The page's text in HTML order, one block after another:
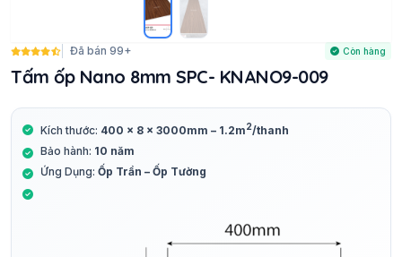
Đã bán 99+ Còn hàng
Tấm ốp Nano 8mm SPC- KNANO9-009
Kích thước: 400 x 8 x 3000mm – 1.2m2/thanh
Bảo hành: 10 năm
Ứng Dụng: Ốp Trần – Ốp Tường